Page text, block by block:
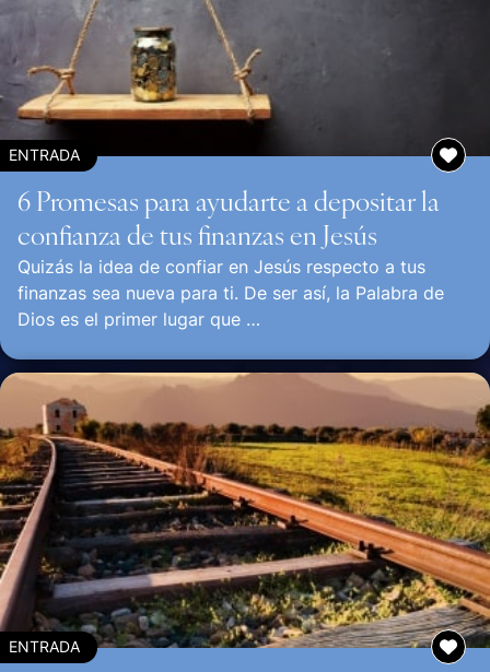
ENTRADA
6 Promesas para ayudarte a depositar la
confianza de tus finanzas en Jesús
Quizás la idea de confiar en Jesús respecto a tus
finanzas sea nueva para ti. De ser así, la Palabra de
Dios es el primer lugar que …
ENTRADA